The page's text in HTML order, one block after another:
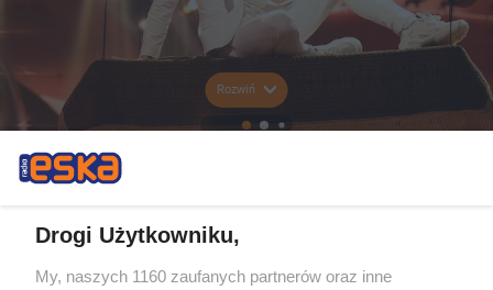
Rozwiń
Drogi Użytkowniku,
My, naszych 1160 zaufanych partnerów oraz inne